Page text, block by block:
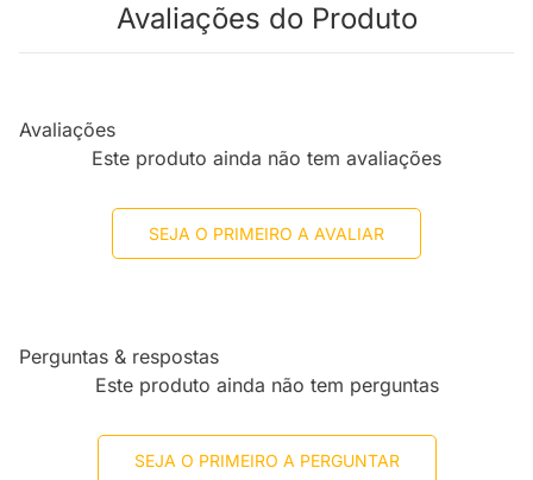
Avaliações do Produto
Avaliações
Este produto ainda não tem avaliações
SEJA O PRIMEIRO A AVALIAR
Perguntas & respostas
Este produto ainda não tem perguntas
SEJA O PRIMEIRO A PERGUNTAR